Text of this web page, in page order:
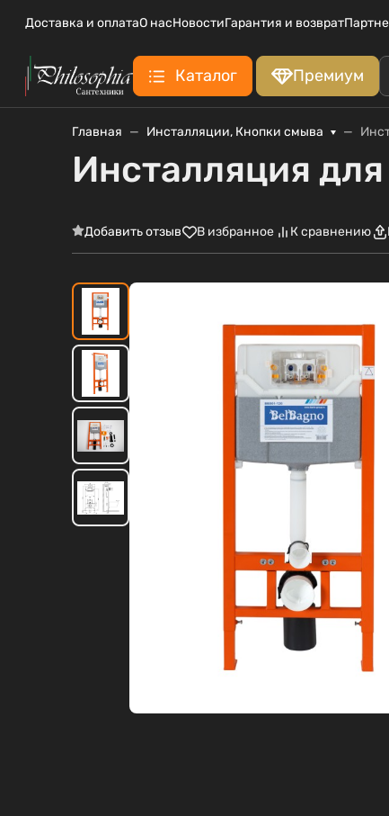
Доставка и оплатаО насНовостиГарантия и возврат
Каталог Премиум
Главная Инсталляции, Кнопки смыва
Инсталляция
Добавить отзыв В избранное К сравнению